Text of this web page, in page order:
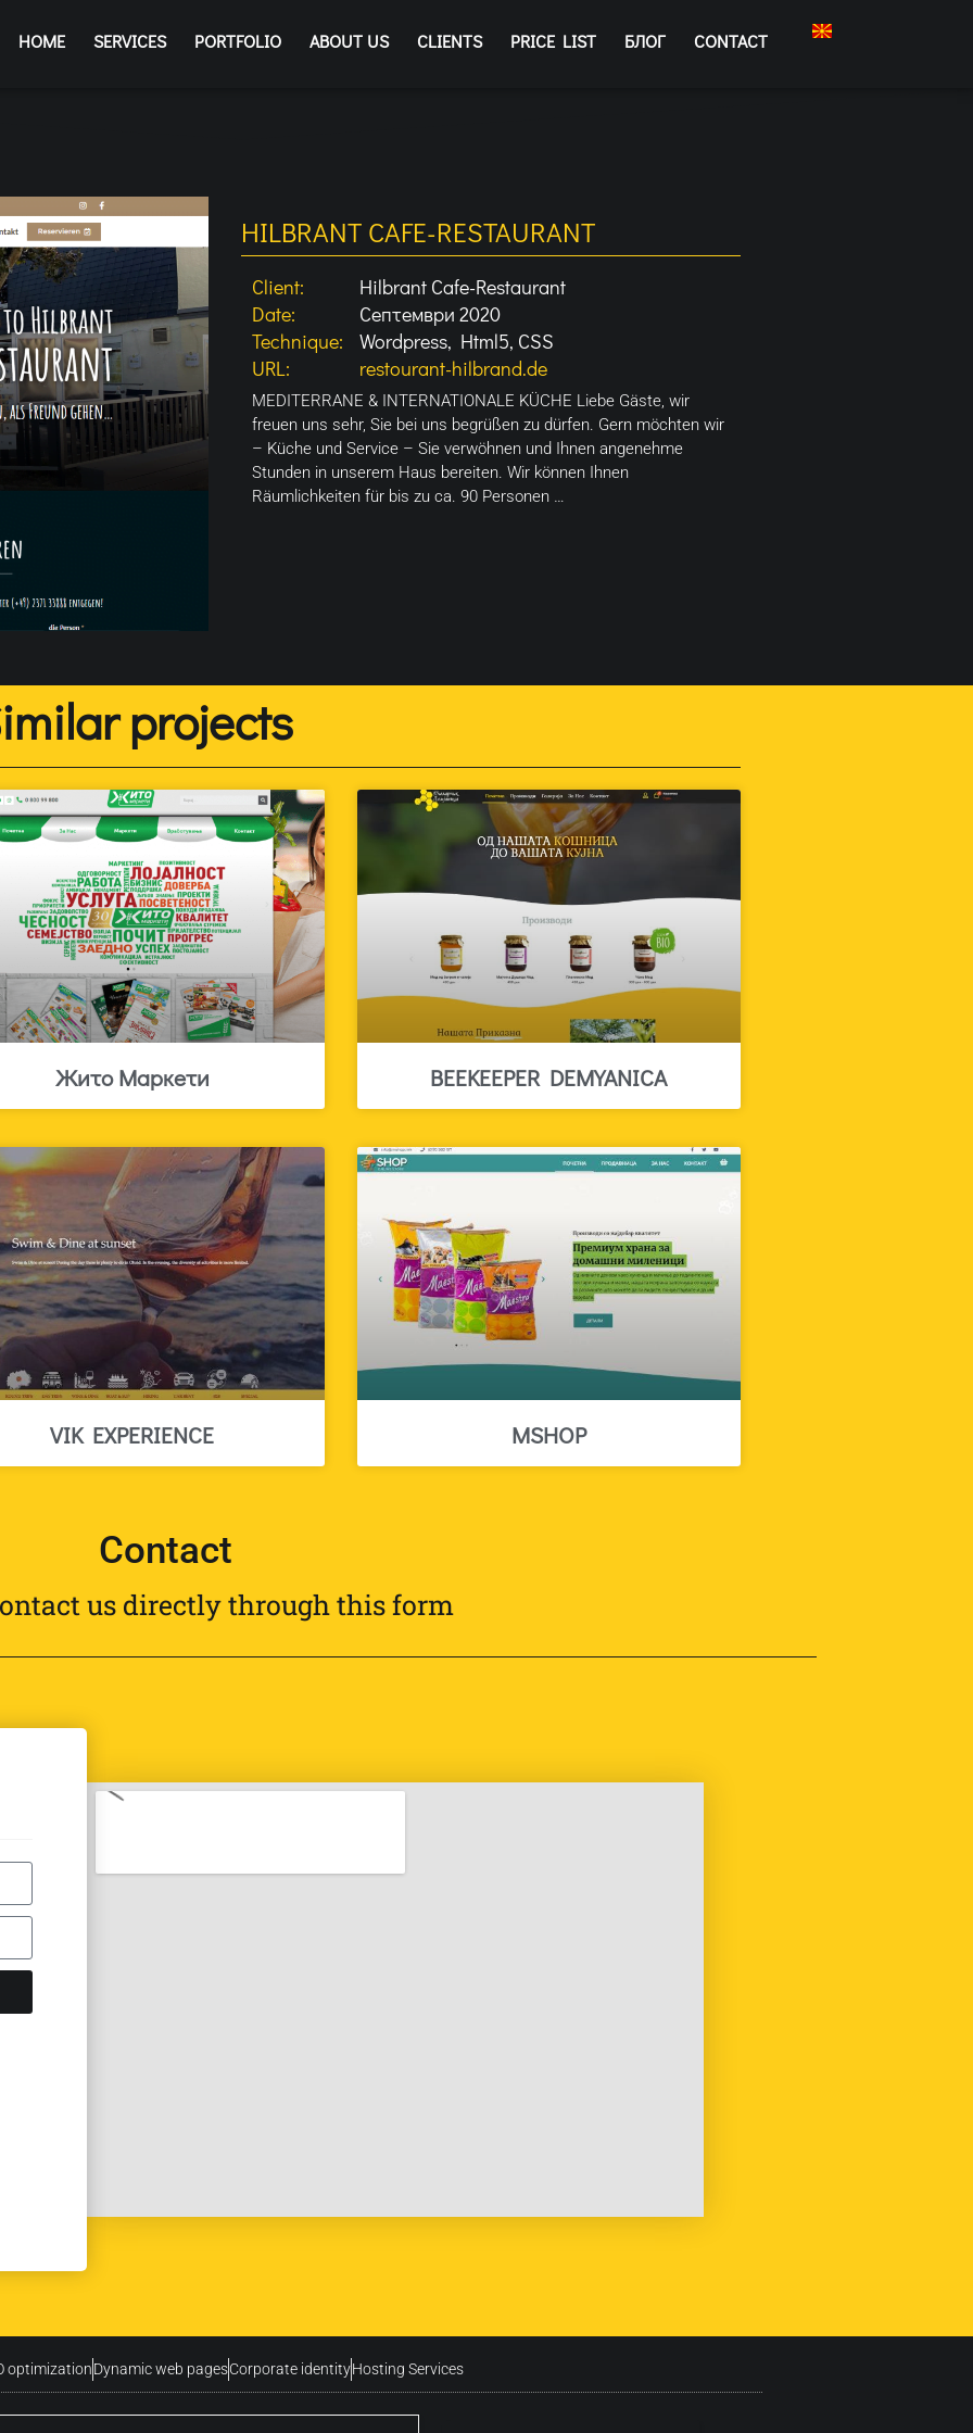
HOME SERVICES PORTFOLIO ABOUT US CLIENTS PRICE LIST БЛОГ CONTACT
HILBRANT CAFE-RESTAURANT
Client:
Date:
Technique:
URL:
Hilbrant Cafe-Restaurant
Септември 2020
Wordpress, Html5, CSS
restourant-hilbrand.de
MEDITERRANE & INTERNATIONALE KÜCHE Liebe Gäste, wir
freuen uns sehr, Sie bei uns begrüßen zu dürfen. Gern möchten wir
– Küche und Service – Sie verwöhnen und Ihnen angenehme
Stunden in unserem Haus bereiten. Wir können Ihnen
Räumlichkeiten für bis zu ca. 90 Personen …
projects
Жито Маркети BEEKEEPER DEMYANICA
VIK EXPERIENCE MSHOP
Contact
us directly through this form
optimizationDynamic web pagesCorporate identityHosting Services